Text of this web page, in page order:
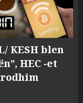
KESH blen
HEC -et